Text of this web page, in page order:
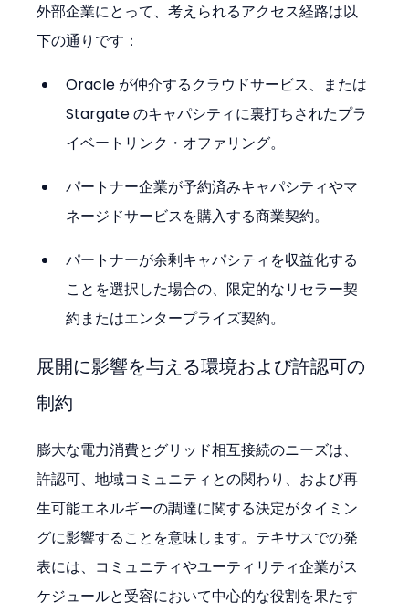
外部企業にとって、考えられるアクセス経路は以
下の通りです：
Oracle が仲介するクラウドサービス、または
Stargate のキャパシティに裏打ちされたプラ
イベートリンク・オファリング。
パートナー企業が予約済みキャパシティやマ
ネージドサービスを購入する商業契約。
パートナーが余剰キャパシティを収益化する
ことを選択した場合の、限定的なリセラー契
約またはエンタープライズ契約。
展開に影響を与える環境および許認可の
制約
膨大な電力消費とグリッド相互接続のニーズは、
許認可、地域コミュニティとの関わり、および再
生可能エネルギーの調達に関する決定がタイミン
グに影響することを意味します。テキサスでの発
表には、コミュニティやユーティリティ企業がス
ケジュールと受容において中心的な役割を果たす